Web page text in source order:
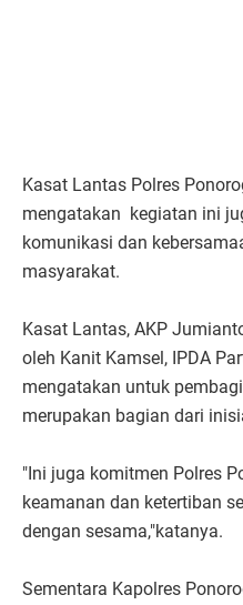
Kasat Lantas Polres
mengatakan kegiatan ini
komunikasi dan
masyarakat.
Kasat Lantas, AKP
oleh Kanit Kamsel, IPDA
mengatakan untuk
merupakan bagian dari
"Ini juga komitmen Polres
keamanan dan ketertiban
dengan sesama,"katanya.
Sementara Kapolres